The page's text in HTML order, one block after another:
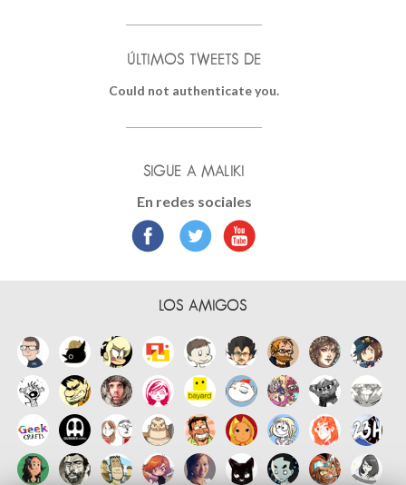
ÚLTIMOS TWEETS DE
Could not authenticate you.
SIGUE A MALIKI
En redes sociales
LOS AMIGOS